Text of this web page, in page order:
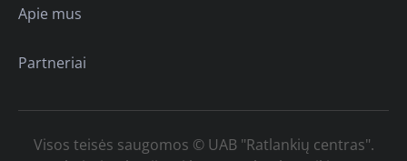
Apie mus
Partneriai
Visos teisės saugomos © UAB "Ratlankių centras".